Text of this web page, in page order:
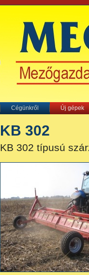
Cégünkről Új gépek
KB 302
KB 302 típusú